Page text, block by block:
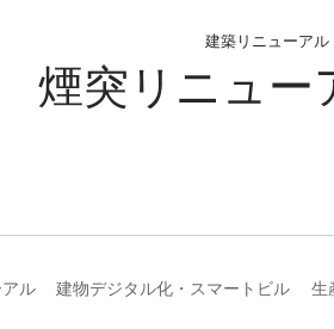
建築リニューアル
煙突リニュー
ル 建物デジタル化・スマートビル 生